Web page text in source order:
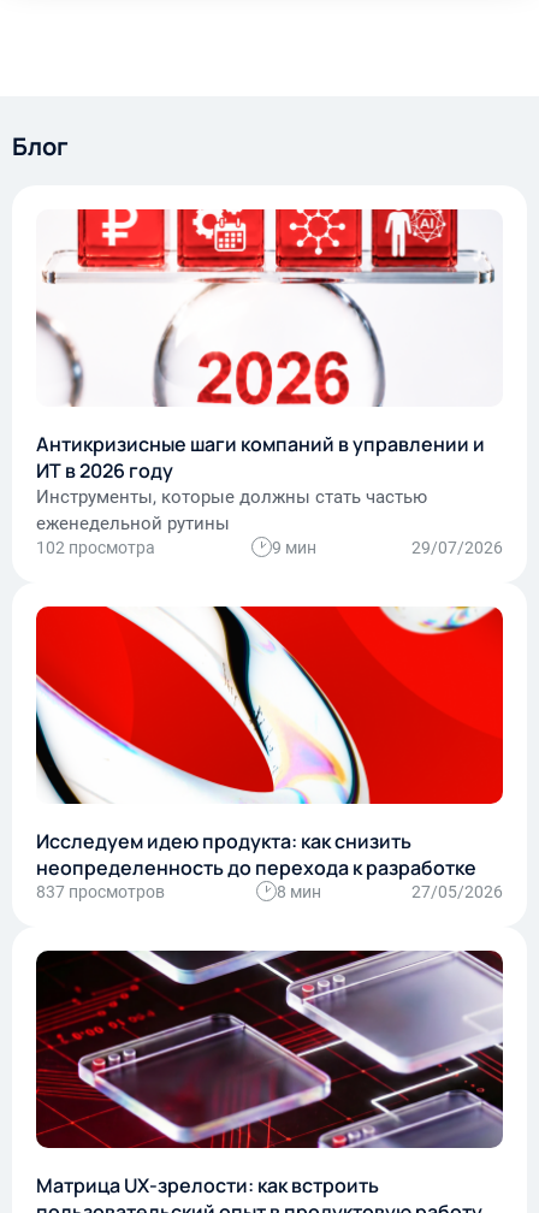
Блог
Антикризисные шаги компаний в управлении и
ИТ в 2026 году
Инструменты, которые должны стать частью
еженедельной рутины
102 просмотра 9 мин 29/07/2026
Исследуем идею продукта: как снизить
неопределенность до перехода к разработке
837 просмотров 8 мин 27/05/2026
Матрица UX-зрелости: как встроить